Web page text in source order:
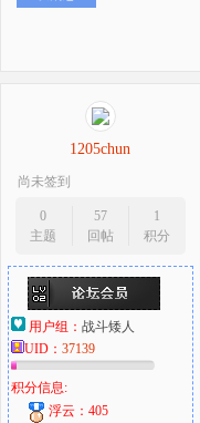
1205chun
尚未签到
0
主题
57
回帖
1
积分
用户组： 战斗矮人
UID： 37139
积分信息:
浮云：405